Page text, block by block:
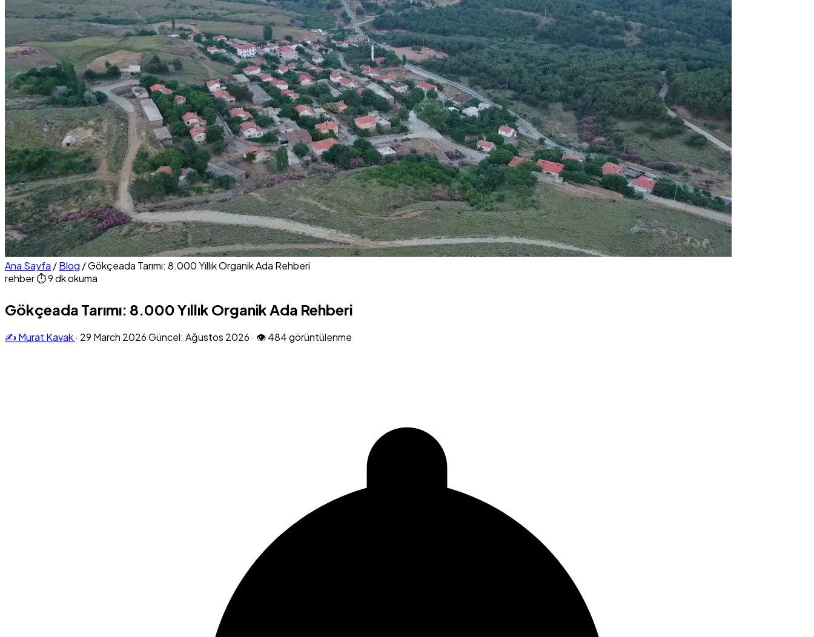
Ana Sayfa /Blog /Gökçeada Tarımı: 8.000 Yıllık Organik Ada Rehberi
rehber⏱ 9 dk okuma
Gökçeada Tarımı: 8.000 Yıllık Organik Ada Rehberi
✍️ Murat Kavak· 29 March 2026Güncel: Ağustos 2026 · 👁 484 görüntülenme